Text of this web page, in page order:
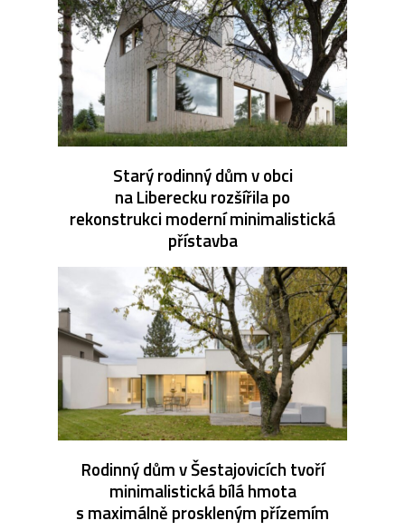
Starý rodinný dům v obci
na Liberecku rozšířila po
rekonstrukci moderní minimalistická
přístavba
Rodinný dům v Šestajovicích tvoří
minimalistická bílá hmota
s maximálně proskleným přízemím